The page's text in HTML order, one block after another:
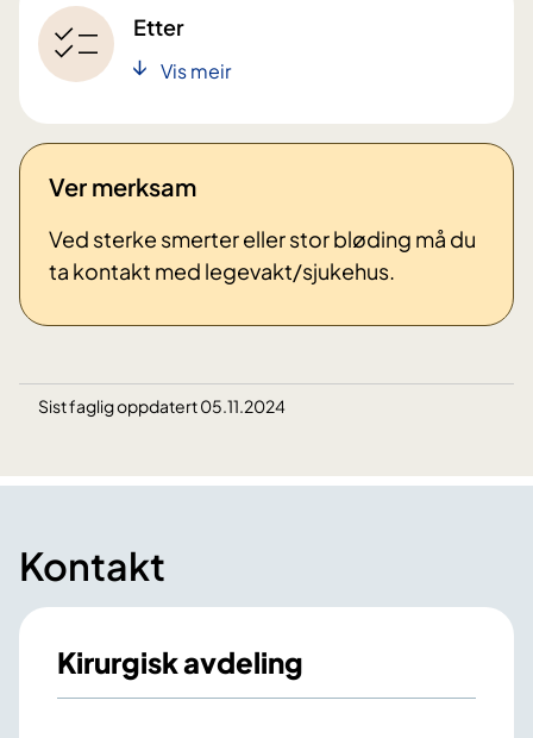
Etter
Vis meir
Ver merksam
Ved sterke smerter eller stor bløding må du
ta kontakt med legevakt/sjukehus.
Sist faglig oppdatert 05.11.2024
Kontakt
Kirurgisk avdeling